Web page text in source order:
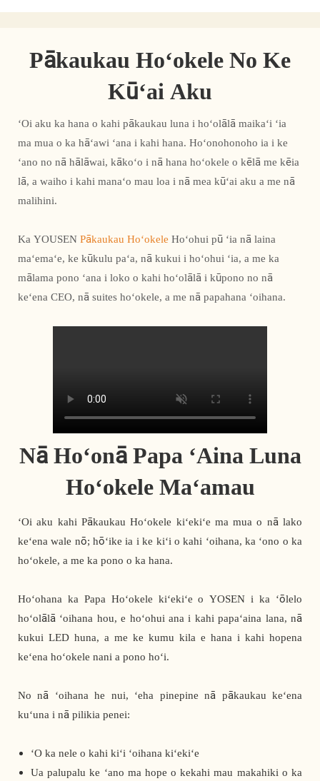
Pākaukau Hoʻokele No Ke
Kūʻai Aku
ʻOi aku ka hana o kahi pākaukau luna i hoʻolālā maikaʻi ʻia
ma mua o ka hāʻawi ʻana i kahi hana. Hoʻonohonoho ia i ke
ʻano no nā hālāwai, kākoʻo i nā hana hoʻokele o kēlā me kēia
lā, a waiho i kahi manaʻo mau loa i nā mea kūʻai aku a me nā
malihini.
Ka YOUSEN Pākaukau Hoʻokele Hoʻohui pū ʻia nā laina
maʻemaʻe, ke kūkulu paʻa, nā kukui i hoʻohui ʻia, a me ka
mālama pono ʻana i loko o kahi hoʻolālā i kūpono no nā
keʻena CEO, nā suites hoʻokele, a me nā papahana ʻoihana.
Nā Hoʻonā Papa ʻAina Luna
Hoʻokele Maʻamau
ʻOi aku kahi Pākaukau Hoʻokele kiʻekiʻe ma mua o nā lako
keʻena wale nō; hōʻike ia i ke kiʻi o kahi ʻoihana, ka ʻono o ka
hoʻokele, a me ka pono o ka hana.
Hoʻohana ka Papa Hoʻokele kiʻekiʻe o YOSEN i ka ʻōlelo
hoʻolālā ʻoihana hou, e hoʻohui ana i kahi papaʻaina lana, nā
kukui LED huna, a me ke kumu kila e hana i kahi hopena
keʻena hoʻokele nani a pono hoʻi.
No nā ʻoihana he nui, ʻeha pinepine nā pākaukau keʻena
kuʻuna i nā pilikia penei:
ʻO ka nele o kahi kiʻi ʻoihana kiʻekiʻe
Ua palupalu ke ʻano ma hope o kekahi mau makahiki o ka